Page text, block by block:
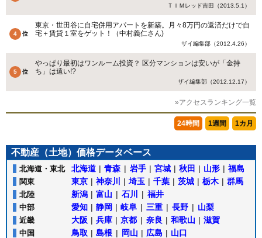
ＴＩＭレッド吉田（2013.5.1）
東京・世田谷に自宅併用アパートを新築。月々8万円の返済だけで自
宅＋賃貸１室をゲット！（中村義仁さん)
ザイ編集部（2012.4.26）
やっぱり最初はワンルーム投資？ 区分マンションは安いが「金持
ち」は遠い!?
ザイ編集部（2012.12.17）
»アクセスランキング一覧
24時間 1週間 1カ月
不動産（土地）価格データベース
北海道・東北 北海道 | 青森 | 岩手 | 宮城 | 秋田 | 山形 | 福島
関東 東京 | 神奈川 | 埼玉 | 千葉 | 茨城 | 栃木 | 群馬
北陸 新潟 | 富山 | 石川 | 福井
中部 愛知 | 静岡 | 岐阜 | 三重 | 長野 | 山梨
近畿 大阪 | 兵庫 | 京都 | 奈良 | 和歌山 | 滋賀
中国 鳥取 | 島根 | 岡山 | 広島 | 山口